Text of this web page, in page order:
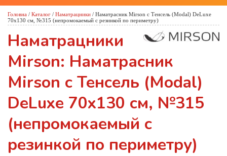
Головна / Каталог / Наматрацники / Наматрасник Mirson с Тенсель (Modal) DeLuxe
70x130 см, №315 (непромокаемый с резинкой по периметру)
Наматрацники
Mirson: Наматрасник
Mirson с Тенсель (Modal)
DeLuxe 70x130 см, №315
(непромокаемый с
резинкой по периметру)